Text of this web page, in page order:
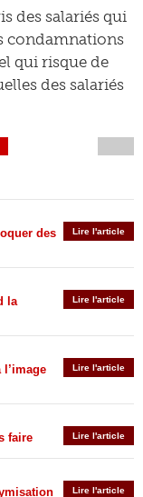
des salariés qui
condamnations
qui risque de
des salariés
Lire l'article
des
Lire l'article
la
Lire l'article
Lire l'article
faire
Lire l'article